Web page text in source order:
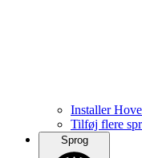
Installer
Tilføj flere
Sprog